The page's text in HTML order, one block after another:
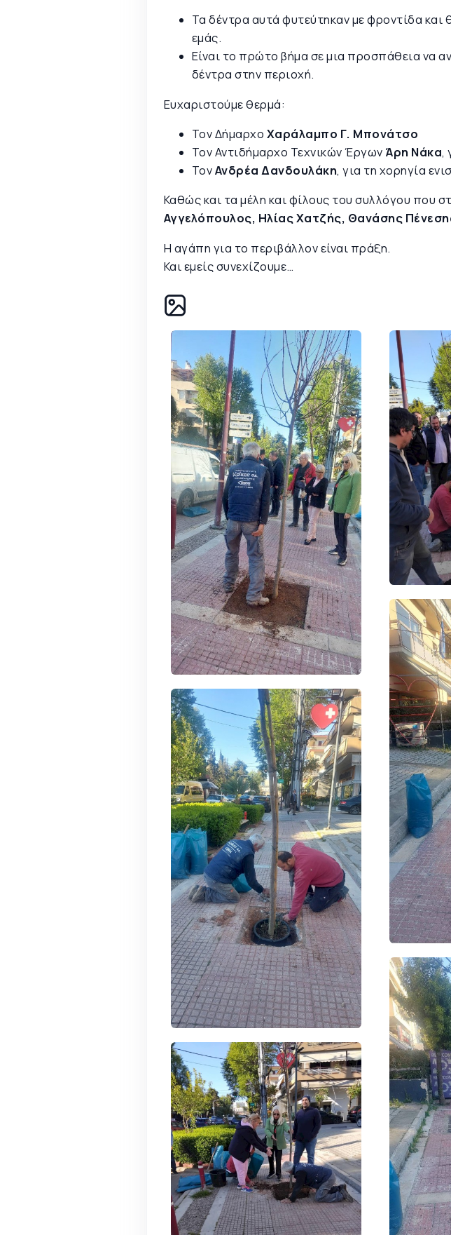
Τα δέντρα αυτά φυτεύτηκαν με φροντίδα και
εμάς.
Είναι το πρώτο βήμα σε μια προσπάθεια να
δέντρα στην περιοχή.
Ευχαριστούμε θερμά:
Τον Δήμαρχο Χαράλαμπο Γ. Μπονάτσο
Τον Αντιδήμαρχο Τεχνικών Έργων Άρη Νάκα,
ΤονΑνδρέα Δανδουλάκη, για τη χορηγία
Καθώς και τα μέλη και φίλους του συλλόγου που
Αγγελόπουλος, Ηλίας Χατζής, Θανάσης
Η αγάπη για το περιβάλλον είναι πράξη.
Και εμείς συνεχίζουμε…